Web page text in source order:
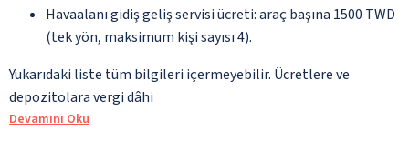
Havaalanı gidiş geliş servisi ücreti: araç başına 1500 TWD
(tek yön, maksimum kişi sayısı 4).
Yukarıdaki liste tüm bilgileri içermeyebilir. Ücretlere ve
depozitolara vergi dâhi
Devamını Oku